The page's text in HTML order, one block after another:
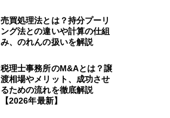
売買処理法とは？持分プーリ
ング法との違いや計算の仕組
み、のれんの扱いを解説
税理士事務所のM&Aとは？譲
渡相場やメリット、成功させ
るための流れを徹底解説
【2026年最新】